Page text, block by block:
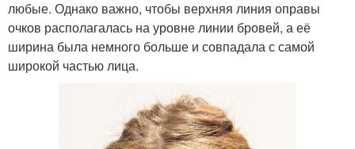
любые. Однако важно, чтобы верхняя линия оправы
очков располагалась на уровне линии бровей, а её
ширина была немного больше и совпадала с самой
широкой частью лица.